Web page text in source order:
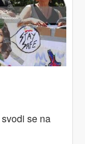
se na